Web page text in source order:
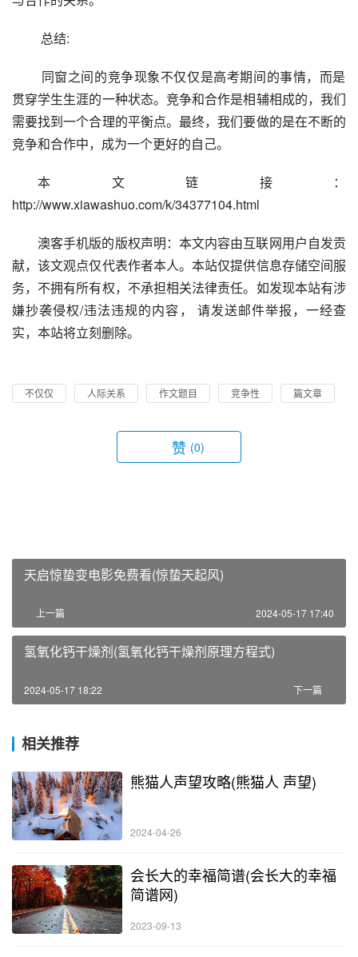
总结:
贯穿学生生涯的一种状态。竞争和合作是相辅相成的，我们
需要找到一个合理的平衡点。最终，我们要做的是在不断的
竞争和合作中，成为一个更好的自己。
本文链接：
http://www.xiawashuo.com/k/34377104.html
澳客手机版的版权声明：本文内容由互联网用户自发贡
献，该文观点仅代表作者本人。本站仅提供信息存储空间服
务，不拥有所有权，不承担相关法律责任。如发现本站有涉
嫌抄袭侵权/违法违规的内容， 请发送邮件举报，一经查
实，本站将立刻删除。
不仅仅 人际关系 作文题目 竞争性 篇文章
赞 (0)
天启惊蛰变电影免费看(惊蛰天起风)
上一篇 2024-05-17 17:40
氢氧化钙干燥剂(氢氧化钙干燥剂原理方程式)
下一篇
2024-05-17 18:22
相关推荐
熊猫人声望攻略(熊猫人 声望)
2024-04-26
会长大的幸福简谱(会长大的幸福
简谱网)
2023-09-13